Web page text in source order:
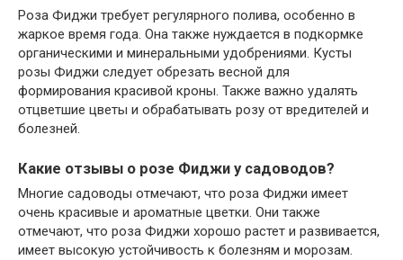
Роза Фиджи требует регулярного полива, особенно в
жаркое время года. Она также нуждается в подкормке
органическими и минеральными удобрениями. Кусты
розы Фиджи следует обрезать весной для
формирования красивой кроны. Также важно удалять
отцветшие цветы и обрабатывать розу от вредителей и
болезней.
Какие отзывы о розе Фиджи у садоводов?
Многие садоводы отмечают, что роза Фиджи имеет
очень красивые и ароматные цветки. Они также
отмечают, что роза Фиджи хорошо растет и развивается,
имеет высокую устойчивость к болезням и морозам.